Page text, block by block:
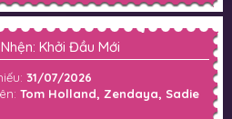
Khởi Đầu Mới
31/07/2026
Tom Holland, Zendaya, Sadie